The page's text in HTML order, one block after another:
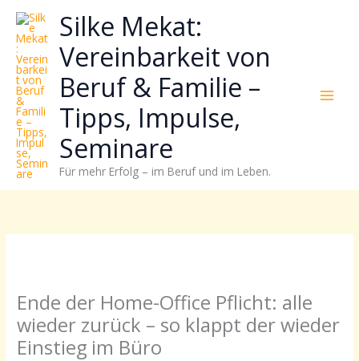
Zum
Inhalt
springen
Silke Mekat:
Vereinbarkeit von
Beruf & Familie –
Tipps, Impulse,
Seminare
Für mehr Erfolg – im Beruf und im Leben.
Ende der Home-Office Pflicht: alle
wieder zurück – so klappt der wieder
Einstieg im Büro
wie
sich
Stress
reduzieren
Energie
gezielter
einsetzen
lässt?
Einfach